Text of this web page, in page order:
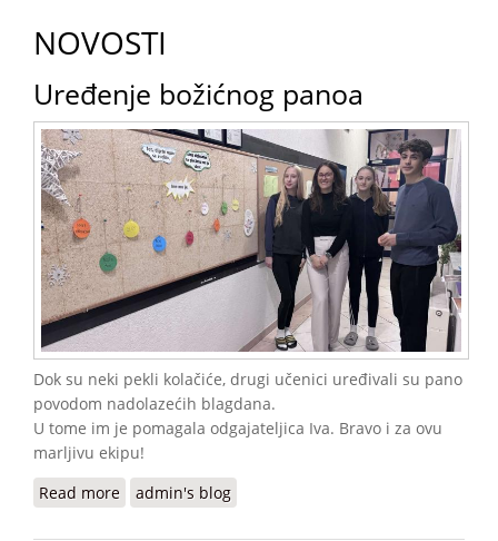
NOVOSTI
Uređenje božićnog panoa
Dok su neki pekli kolačiće, drugi učenici uređivali su pano
povodom nadolazećih blagdana.
U tome im je pomagala odgajateljica Iva. Bravo i za ovu
marljivu ekipu!
Read more about Uređenje božićnog panoa
admin's blog